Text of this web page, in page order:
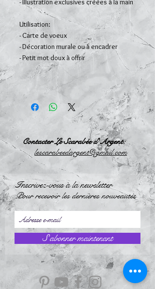
- Illustration exclusives créées à la main
Utilisation:
- Carte de voeux
- Décoration murale ou à encadrer
- Petit mot doux à offrir
Contacter Le Scarabée d'Argent:
lescarabeedargent@gmail.com
Inscrivez-vous à la newsletter
Pour recevoir les dernières nouveautés
S`abonner maintenant